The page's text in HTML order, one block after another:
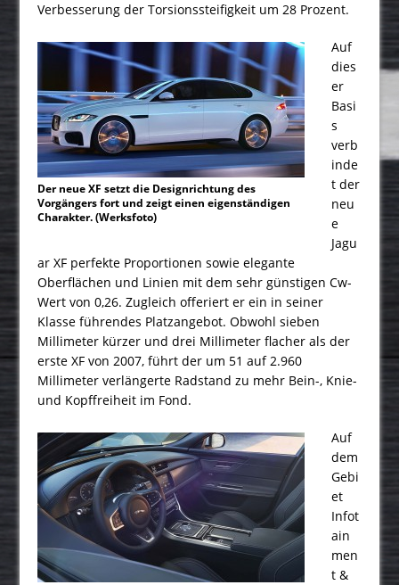
Verbesserung der Torsionssteifigkeit um 28 Prozent.
Der neue XF setzt die Designrichtung des
Vorgängers fort und zeigt einen eigenständigen
Charakter. (Werksfoto)
Auf
dies
er
Basi
s
verb
inde
t der
neu
e
Jagu
ar XF perfekte Proportionen sowie elegante
Oberflächen und Linien mit dem sehr günstigen Cw-
Wert von 0,26. Zugleich offeriert er ein in seiner
Klasse führendes Platzangebot. Obwohl sieben
Millimeter kürzer und drei Millimeter flacher als der
erste XF von 2007, führt der um 51 auf 2.960
Millimeter verlängerte Radstand zu mehr Bein-, Knie-
und Kopffreiheit im Fond.
Auf
dem
Gebi
et
Infot
ain
men
t &